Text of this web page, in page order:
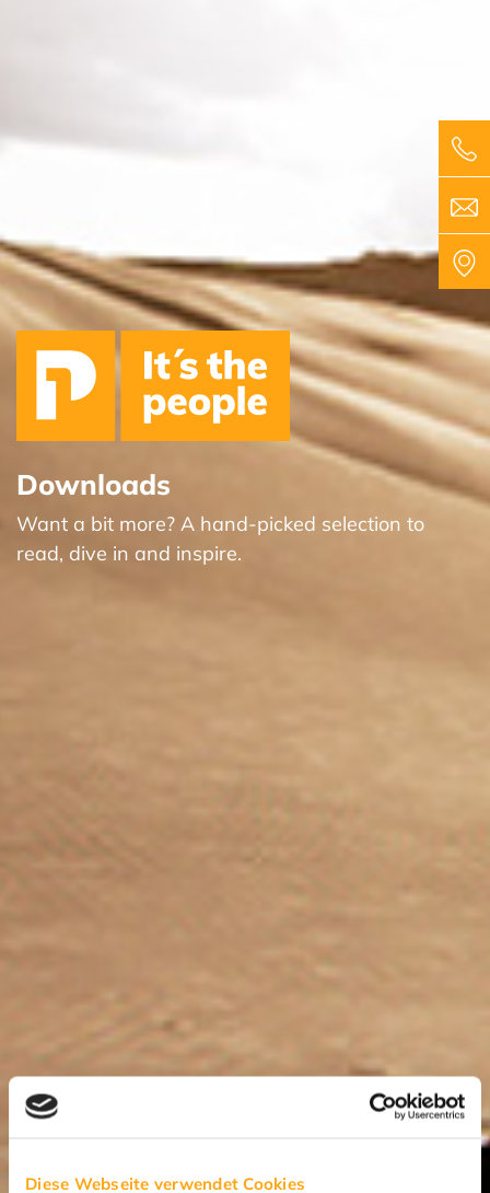
Diese Webseite verwendet Cookies
Downloads
Want a bit more? A hand-picked selection to
read, dive in and inspire.